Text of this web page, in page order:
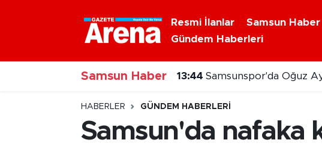
Resmi İlanlar Samsun Haber
Gündem Haberleri
Samsun Haber 13:44 Samsunspor'da Oğuz
HABERLER GÜNDEM HABERLERI
Samsun'da nafaka
Nöbetçi Eczaneler
Hava Durumu
Samsun Namaz Vakitleri
Trafik Durumu